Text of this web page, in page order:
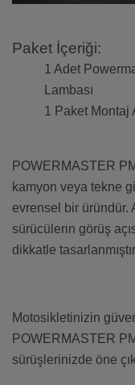
Paket İçeriği:
1 Adet
Lambası
1 Paket Montaj
POWERMASTER
kamyon veya tekne
evrensel bir üründür.
sürücülerin görüş
dikkatle
Motosikletinizin
POWERMASTER
sürüşlerinizde öne